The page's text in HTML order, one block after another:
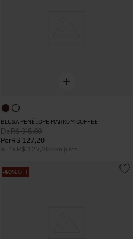
BLUSA PENÉLOPE MARROM COFFEE
DeR$ 318,00
PorR$ 127,20
ou 1 x R$ 127,20 sem juros
-60%OFF